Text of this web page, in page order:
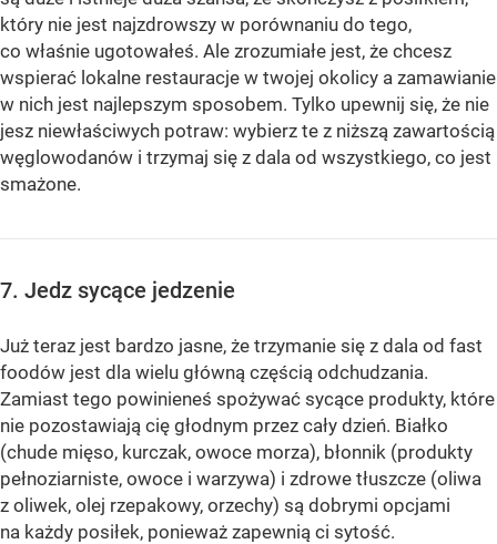
który nie jest najzdrowszy w porównaniu do tego,
co właśnie ugotowałeś. Ale zrozumiałe jest, że chcesz
wspierać lokalne restauracje w twojej okolicy a zamawianie
w nich jest najlepszym sposobem. Tylko upewnij się, że nie
jesz niewłaściwych potraw: wybierz te z niższą zawartością
węglowodanów i trzymaj się z dala od wszystkiego, co jest
smażone.
7. Jedz sycące jedzenie
Już teraz jest bardzo jasne, że trzymanie się z dala od fast
foodów jest dla wielu główną częścią odchudzania.
Zamiast tego powinieneś spożywać sycące produkty, które
nie pozostawiają cię głodnym przez cały dzień. Białko
(chude mięso, kurczak, owoce morza), błonnik (produkty
pełnoziarniste, owoce i warzywa) i zdrowe tłuszcze (oliwa
z oliwek, olej rzepakowy, orzechy) są dobrymi opcjami
na każdy posiłek, ponieważ zapewnią ci sytość.